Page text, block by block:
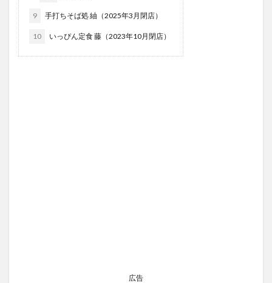
9 手打ちそば処 紬（2025年3月閉店）
10 いっぴん定食 藤（2023年10月閉店）
広告